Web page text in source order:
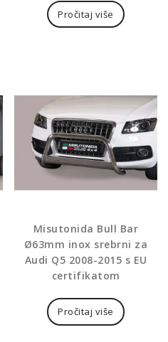
Pročitaj više
Misutonida Bull Bar
Ø63mm inox srebrni za
Audi Q5 2008-2015 s EU
certifikatom
Pročitaj više